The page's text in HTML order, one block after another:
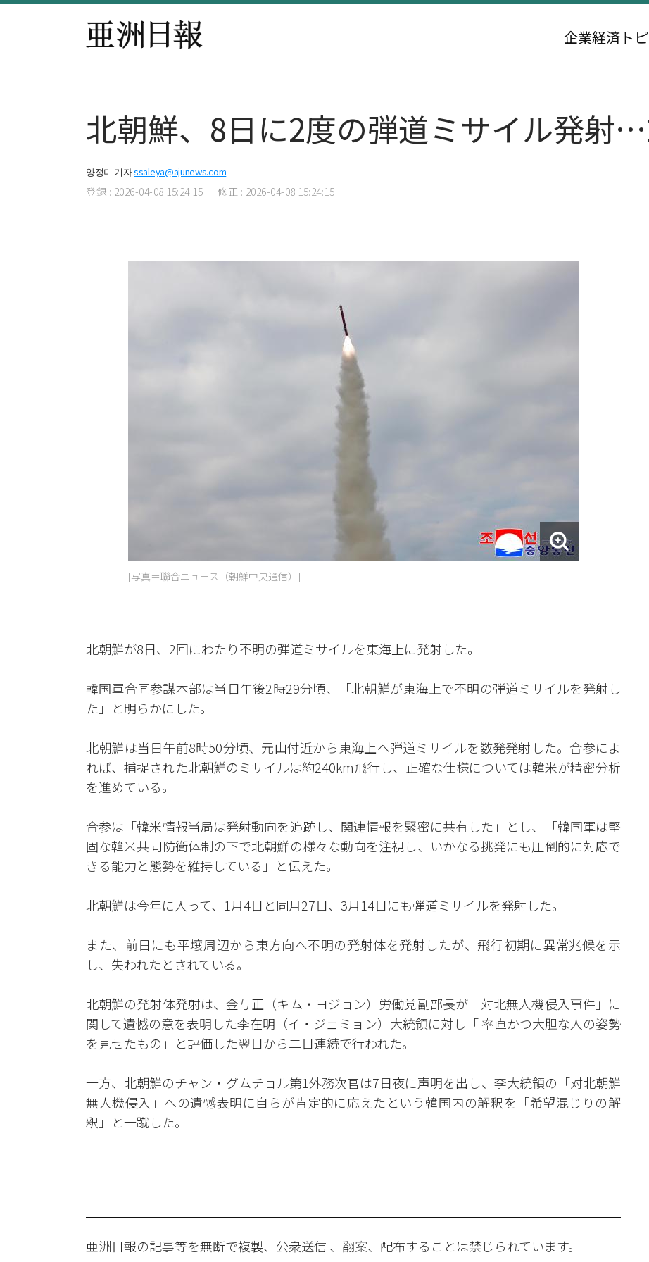
企業経済 ト
北朝鮮、8日に2度の弾道ミサイル発射
양정미 기자ssaleya@ajunews.com
登録 : 2026-04-08 15:24:15 修正 : 2026-04-08 15:24:15
[写真＝聯合ニュース（朝鮮中央通信）]
北朝鮮が8日、2回にわたり不明の弾道ミサイルを東海上に発射した。
韓国軍合同参謀本部は当日午後2時29分頃、「北朝鮮が東海上で不明の弾道ミサイルを発射し
た」と明らかにした。
北朝鮮は当日午前8時50分頃、元山付近から東海上へ弾道ミサイルを数発発射した。合参によ
れば、捕捉された北朝鮮のミサイルは約240km飛行し、正確な仕様については韓米が精密分析
を進めている。
合参は「韓米情報当局は発射動向を追跡し、関連情報を緊密に共有した」とし、「韓国軍は堅
固な韓米共同防衛体制の下で北朝鮮の様々な動向を注視し、いかなる挑発にも圧倒的に対応で
きる能力と態勢を維持している」と伝えた。
北朝鮮は今年に入って、1月4日と同月27日、3月14日にも弾道ミサイルを発射した。
また、前日にも平壌周辺から東方向へ不明の発射体を発射したが、飛行初期に異常兆候を示
し、失われたとされている。
北朝鮮の発射体発射は、金与正（キム・ヨジョン）労働党副部長が「対北無人機侵入事件」に
関して遺憾の意を表明した李在明（イ・ジェミョン）大統領に対し「 率直かつ大胆な人の姿勢
を見せたもの」と評価した翌日から二日連続で行われた。
一方、北朝鮮のチャン・グムチョル第1外務次官は7日夜に声明を出し、李大統領の「対北朝鮮
無人機侵入」への遺憾表明に自らが肯定的に応えたという韓国内の解釈を「希望混じりの解
釈」と一蹴した。
亜洲日報の記事等を無断で複製、公衆送信 、翻案、配布することは禁じられています。